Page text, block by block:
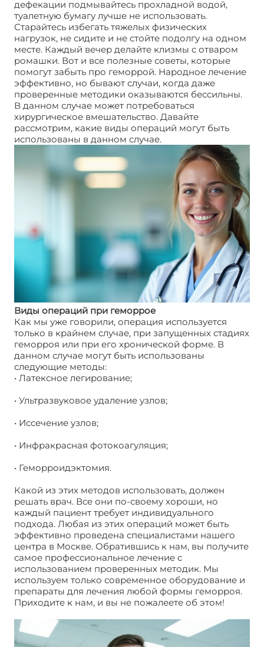
дефекации подмывайтесь прохладной водой,
туалетную бумагу лучше не использовать.
Старайтесь избегать тяжелых физических
нагрузок, не сидите и не стойте подолгу на одном
месте. Каждый вечер делайте клизмы с отваром
ромашки. Вот и все полезные советы, которые
помогут забыть про геморрой. Народное лечение
эффективно, но бывают случаи, когда даже
проверенные методики оказываются бессильны.
В данном случае может потребоваться
хирургическое вмешательство. Давайте
рассмотрим, какие виды операций могут быть
использованы в данном случае.
Виды операций при геморрое
Как мы уже говорили, операция используется
только в крайнем случае, при запущенных стадиях
геморроя или при его хронической форме. В
данном случае могут быть использованы
следующие методы:
• Латексное легирование;
• Ультразвуковое удаление узлов;
• Иссечение узлов;
• Инфракрасная фотокоагуляция;
• Геморроидэктомия.
Какой из этих методов использовать, должен
решать врач. Все они по-своему хороши, но
каждый пациент требует индивидуального
подхода. Любая из этих операций может быть
эффективно проведена специалистами нашего
центра в Москве. Обратившись к нам, вы получите
самое профессиональное лечение с
использованием проверенных методик. Мы
используем только современное оборудование и
препараты для лечения любой формы геморроя.
Приходите к нам, и вы не пожалеете об этом!